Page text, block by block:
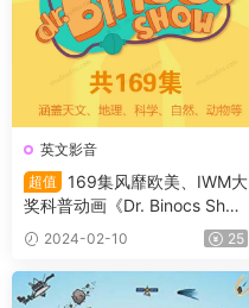
英文影音
超值
169集风靡欧美、IWM大
奖科普动画《Dr. Binocs Show
百诺博士秀》主题几乎涵盖天
文、地理、科学、自然、动物
等各个方面
2024-02-10 25